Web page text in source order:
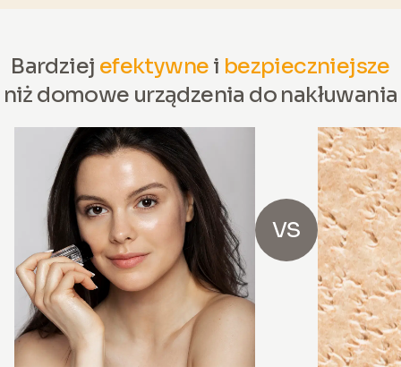
Bardziej efektywne i bezpieczniejsze
niż domowe urządzenia do nakłuwania
VS